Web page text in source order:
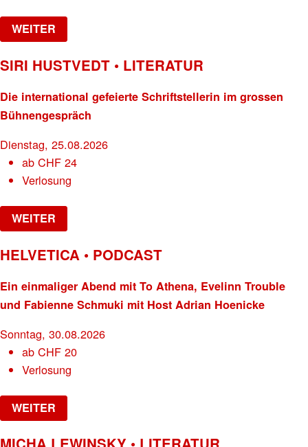
WEITER
SIRI HUSTVEDT • LITERATUR
Die international gefeierte Schriftstellerin im grossen
Bühnengespräch
Dienstag, 25.08.2026
abCHF 24
Verlosung
WEITER
HELVETICA • PODCAST
Ein einmaliger Abend mit To Athena, Evelinn Trouble
und Fabienne Schmuki mit Host Adrian Hoenicke
Sonntag, 30.08.2026
abCHF 20
Verlosung
WEITER